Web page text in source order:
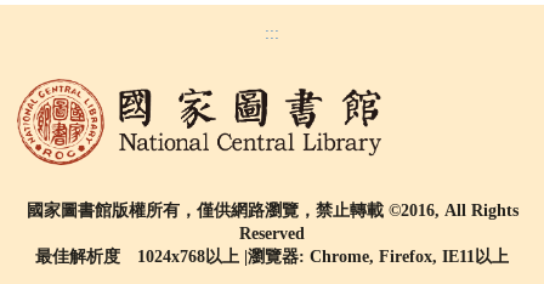
:::
國家圖書館版權所有，僅供網路瀏覽，禁止轉載 ©2016, All Rights
Reserved
最佳解析度 1024x768以上 |瀏覽器: Chrome, Firefox, IE11以上